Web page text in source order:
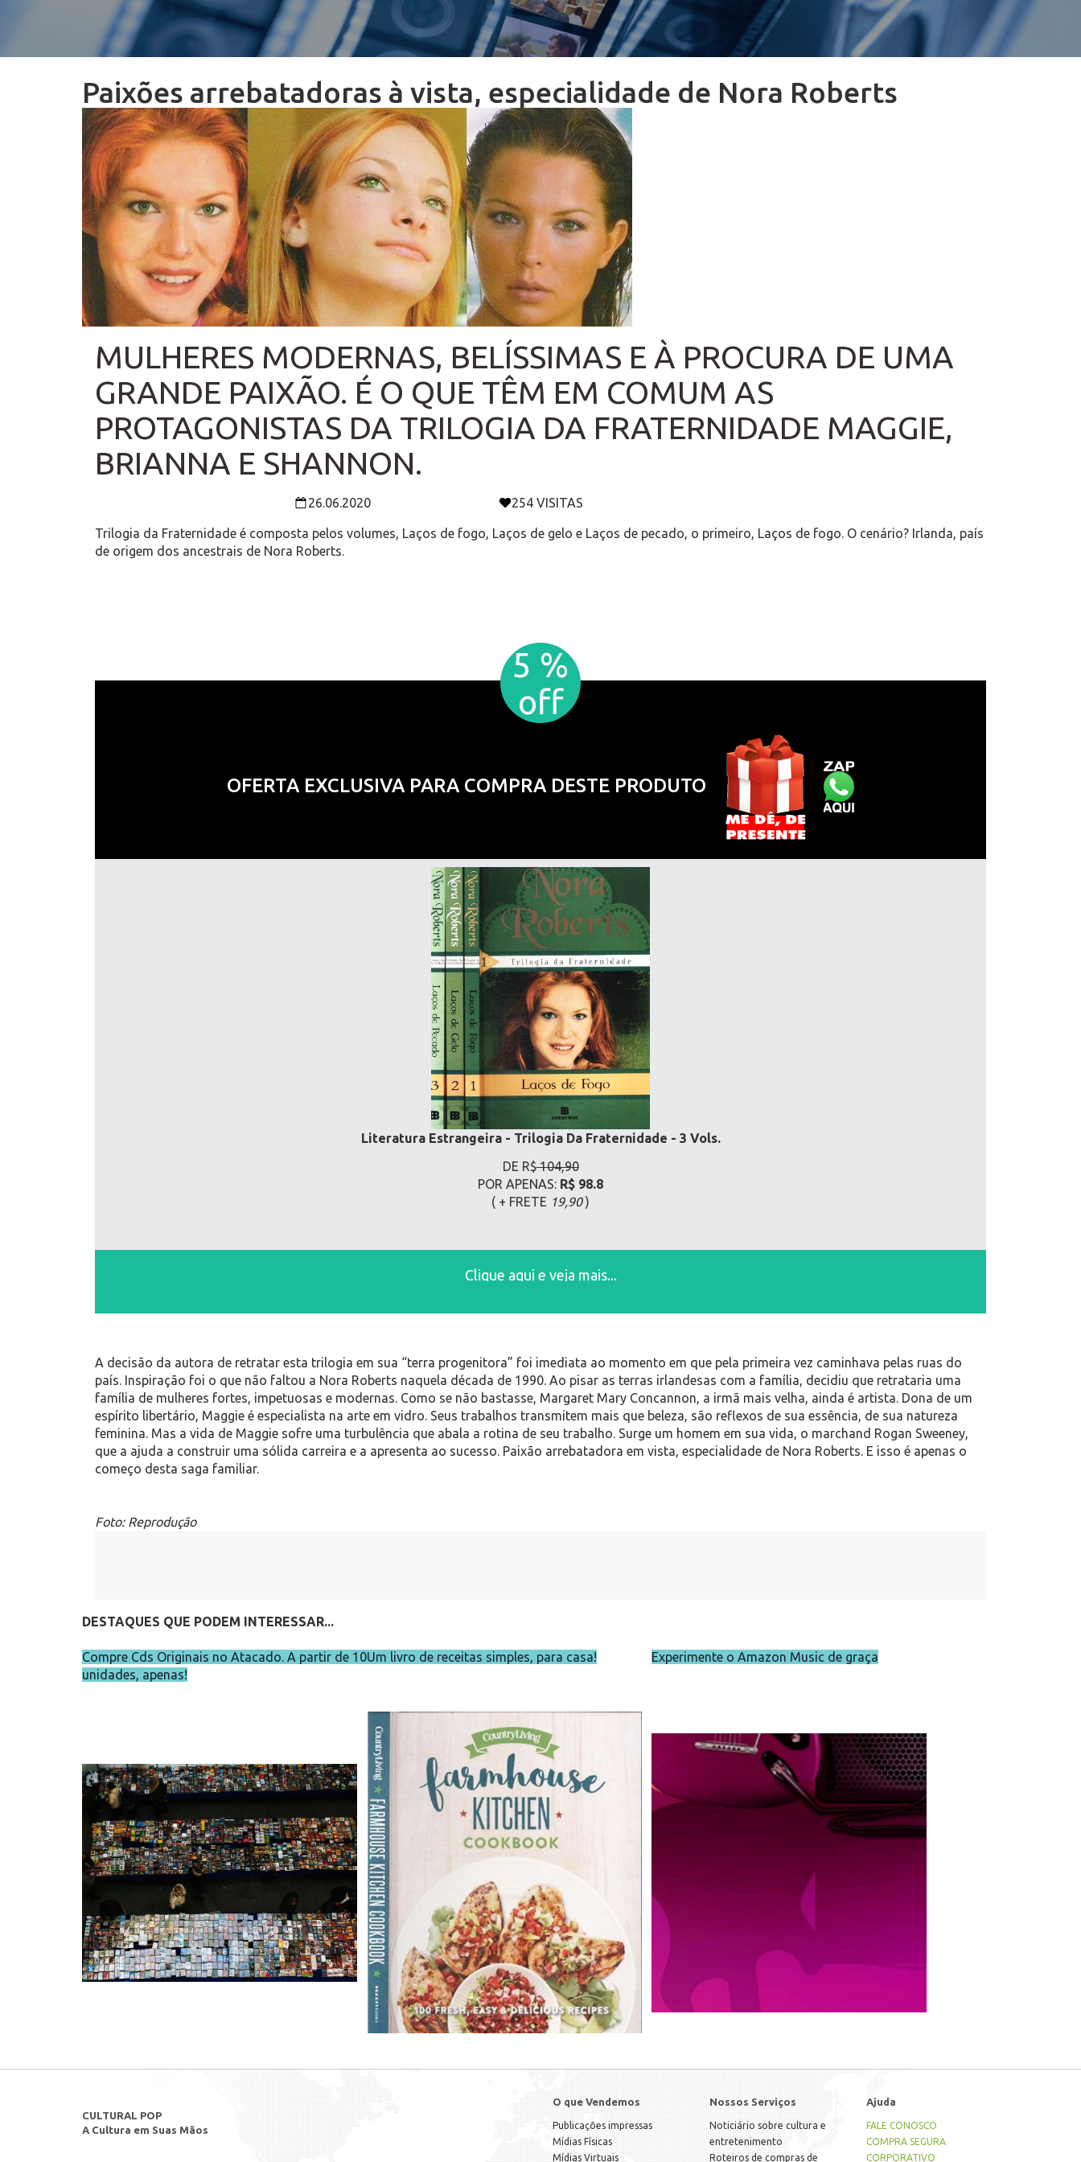
Paixões arrebatadoras à vista, especialidade de Nora Roberts
MULHERES MODERNAS, BELÍSSIMAS E À PROCURA DE UMA
GRANDE PAIXÃO. É O QUE TÊM EM COMUM AS
PROTAGONISTAS DA TRILOGIA DA FRATERNIDADE MAGGIE,
BRIANNA E SHANNON.
26.06.2020 254 VISITAS
Trilogia da Fraternidade é composta pelos volumes, Laços de fogo, Laços de gelo e Laços de pecado, o primeiro, Laços de fogo. O cenário? Irlanda, país
de origem dos ancestrais de Nora Roberts.
5 %
off
OFERTA EXCLUSIVA PARA COMPRA DESTE PRODUTO
Literatura Estrangeira - Trilogia Da Fraternidade - 3 Vols.
DE R$104,90
POR APENAS: R$ 98.8
( + FRETE 19,90)
Clique aqui e veja mais...
A decisão da autora de retratar esta trilogia em sua “terra progenitora” foi imediata ao momento em que pela primeira vez caminhava pelas ruas do
país. Inspiração foi o que não faltou a Nora Roberts naquela década de 1990. Ao pisar as terras irlandesas com a família, decidiu que retrataria uma
família de mulheres fortes, impetuosas e modernas. Como se não bastasse, Margaret Mary Concannon, a irmã mais velha, ainda é artista. Dona de um
espírito libertário, Maggie é especialista na arte em vidro. Seus trabalhos transmitem mais que beleza, são reflexos de sua essência, de sua natureza
feminina. Mas a vida de Maggie sofre uma turbulência que abala a rotina de seu trabalho. Surge um homem em sua vida, o marchand Rogan Sweeney,
que a ajuda a construir uma sólida carreira e a apresenta ao sucesso. Paixão arrebatadora em vista, especialidade de Nora Roberts. E isso é apenas o
começo desta saga familiar.
Foto: Reprodução
DESTAQUES QUE PODEM INTERESSAR...
Compre Cds Originais no Atacado. A partir de 10
unidades, apenas!
Um livro de receitas simples, para casa! Experimente o Amazon Music de graça
CULTURAL POP
A Cultura em Suas Mãos
O que Vendemos
Publicações impressas
Mídias Físicas
Mídias Virtuais
Nossos Serviços
Noticiário sobre cultura e
entretenimento
Roteiros de compras de
Ajuda
FALE CONOSCO
COMPRA SEGURA
CORPORATIVO